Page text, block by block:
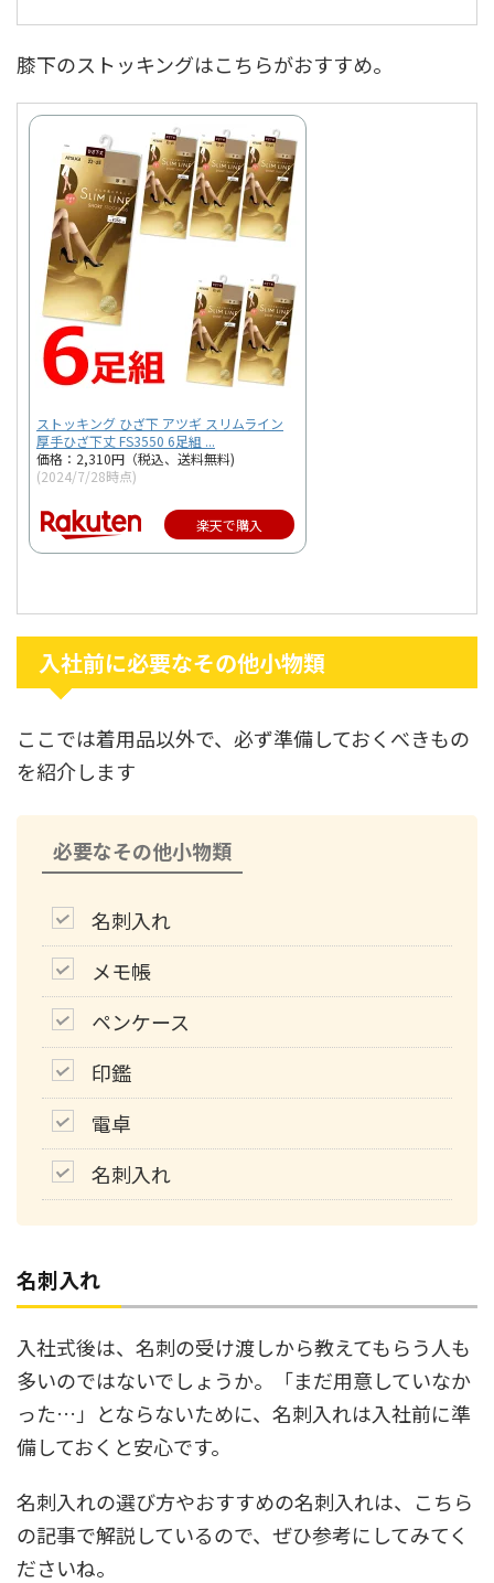
膝下のストッキングはこちらがおすすめ。
ストッキング ひざ下 アツギ スリムライン
厚手ひざ下丈 FS3550 6足組 ...
価格：2,310円（税込、送料無料)
(2024/7/28時点)
楽天で購入
入社前に必要なその他小物類
ここでは着用品以外で、必ず準備しておくべきもの
を紹介します
必要なその他小物類
名刺入れ
メモ帳
ペンケース
印鑑
電卓
名刺入れ
名刺入れ
入社式後は、名刺の受け渡しから教えてもらう人も
多いのではないでしょうか。「まだ用意していなか
った…」とならないために、名刺入れは入社前に準
備しておくと安心です。
名刺入れの選び方やおすすめの名刺入れは、こちら
の記事で解説しているので、ぜひ参考にしてみてく
ださいね。